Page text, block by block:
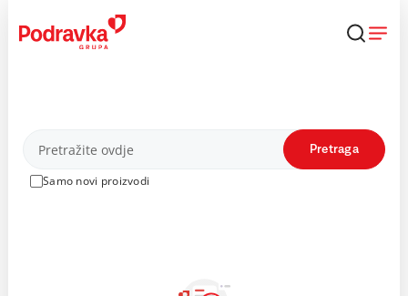
content
Proizvodi
Samo novi proizvodi
Pretraga